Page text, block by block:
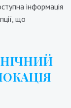
інформація
що